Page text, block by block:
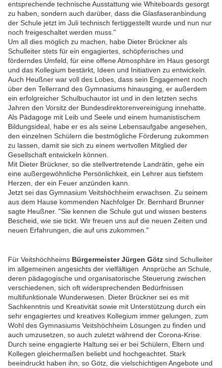
entsprechende technische Ausstattung wie Whiteboards gesorgt
zu haben, sondern auch darüber, dass die Glasfaseranbindung
der Schule jetzt im Juli technisch fertiggestellt wurde und nun nur
noch freigeschaltet werden muss."
Um all dies möglich zu machen, habe Dieter Brückner als
Schulleiter stets für ein engagiertes, schöpferisches und
förderndes Umfeld, für eine offene Atmosphäre im Haus gesorgt
und das Kollegium bestärkt, Ideen und Initiativen zu entwickeln.
Auch Heußner war voll des Lobes, dass sein Engagement noch
über den Tellerrand des Gymnasiums hinausging, er außerdem
ein erfolgreicher Schulbuchautor ist und in den letzten sechs
Jahren den Vorsitz der Bundesdirektorenvereinigung innehatte.
Als Pädagoge mit Leib und Seele und einem humanistischem
Bildungsideal, habe er es als seine Lebensaufgabe angesehen,
den einzelnen Schülern die bestmögliche Förderung zukommen
zu lassen, damit sie sich zu einem wertvollen Mitglied der
Gesellschaft entwickeln können.
Mit Dieter Brückner, so die stellvertretende Landrätin, gehe ein
eine außergewöhnliche Persönlichkeit, ein Lehrer aus tiefstem
Herzen, der ein Feuer anzünden kann.
Jetzt sei das Gymnasium Veitshöchheim erwachsen. Zu seinem
aus dem Hause kommenden Nachfolger Dr. Bernhard Brunner
sagte Heußner. "Sie kennen die Schule gut und wissen bestens
Bescheid, wie sie tickt. Wir freuen uns auf die neuen Zeiten und
neuen Erfahrungen, die auf uns zukommen."
Für Veitshöchheims Bürgermeister Jürgen Götz sind Schulleiter
im allgemeinen angesichts der vielfältigen Ansprüche an Schule,
deren pädagogische und organisatorische Steuerung zwischen
verschiedenen, sich oft widersprechenden Bedürfnissen
multifunktionale Wunderwesen. Dieter Brückner sei es mit
Sachkenntnis und Kreativität sowie mit Unterstützung durch ein
sehr engagiertes und kreatives Kollegium immer gelungen, zum
Wohl des Gymnasiums Veitshöchheim Lösungen zu finden und
auch umzusetzen, so auch zuletzt während der Corona-Krise.
Durch seine engagierte Haltung sei er bei Schülern, Eltern und
Kollegen gleichermaßen beliebt und hochgeachtet. Stark
beeindruckt haben ihn, so Götz, die vielschichtigen Angebote und